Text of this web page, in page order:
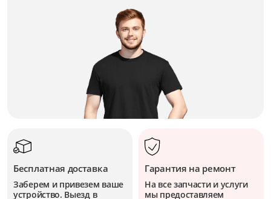
Бесплатная доставка
Заберем и привезем ваше
устройство. Выезд в
Гарантия на ремонт
На все запчасти и услуги
мы предоставляем